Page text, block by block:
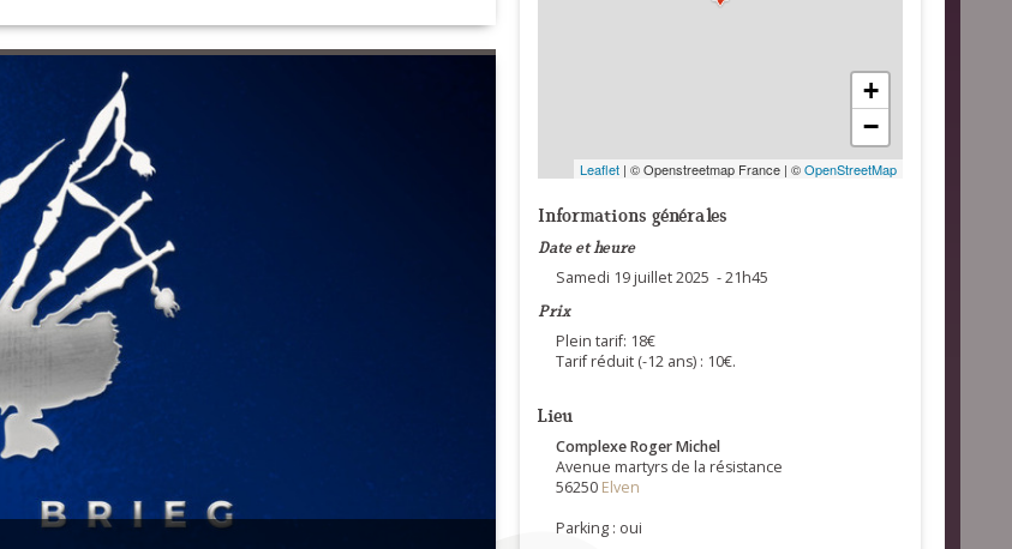
+
−
Leaflet| © Openstreetmap France | ©OpenStreetMap
Informations générales
Date et heure
Samedi 19 juillet 2025 - 21h45
Prix
Plein tarif: 18€
Tarif réduit (-12 ans) : 10€.
Lieu
Complexe Roger Michel
Avenue martyrs de la résistance
56250 Elven
Parking : oui